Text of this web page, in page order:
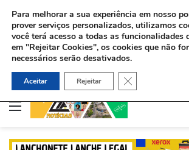
Menu
Para melhorar a sua experiência em nosso
prover serviços personalizados, utilizamos
você terá acesso a todas as funcionalidades
em "Rejeitar Cookies", os cookies que não
necessários serão desativados.
Aceitar Rejeitar Close GDPR